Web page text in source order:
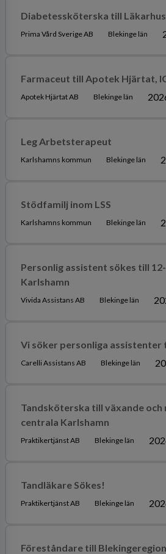
Diabetessköterska till
Prima Vård Sverige AB Blekinge län
Farmaceut till Apotek Hjärtat,
Apotek Hjärtat AB Blekinge län
Leg Arbetsterapeut
Karlshamns kommun Blekinge län
Stödfamilj inom LSS
Karlshamns kommun Blekinge län
Personlig assistent sökes till
Karlshamn
Vivida Assistans AB Blekinge län
Vi söker personliga assistenter
Carelli Assistans AB Blekinge län
Tandsköterska till växande och
centrala Karlshamn
Praktikertjänst AB Blekinge län
Tandläkare Sökes!
Praktikertjänst AB Blekinge län
Föreståndare till